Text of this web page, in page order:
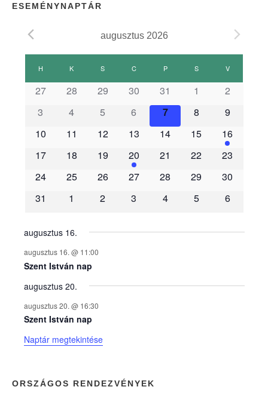
ESEMÉNYNAPTÁR
augusztus 2026
E
m
é
n
y
e
k
n
a
p
H K S CCSÜTÖRTÖK
PPÉNTEK SSZOMBAT
VVASÁRNAP
27 28 29 30 31 1
2
3
4 5 6 7 8
9
10
11 12 13 14 15
16
17
18 19 20 21 22
23
24
25 26 27 28 29
30
31
1 2 3 4 5 6
augusztus 16.
augusztus 16. @ 11:00
Szent István nap
augusztus 20.
augusztus 20. @ 16:30
Szent István nap
Naptár megtekintése
ORSZÁGOS RENDEZVÉNYEK